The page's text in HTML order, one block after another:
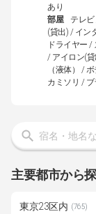
あり
部屋
テレ
(貸出) / イン
ドライヤー
/ アイロン(
（液体） /
カミソリ /
主要都市から
東京23区内 (765)